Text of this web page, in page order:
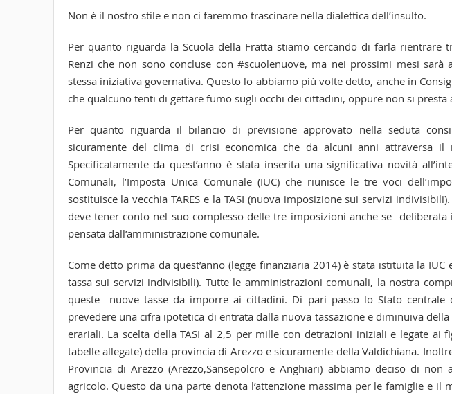
Non è il nostro stile e non ci faremmo trascinare nella dialettica dell’insulto.
Per quanto riguarda la Scuola della Fratta stiamo cercando di farla rientrare
Renzi che non sono concluse con #scuolenuove, ma nei prossimi mesi sarà
stessa iniziativa governativa. Questo lo abbiamo più volte detto, anche in
che qualcuno tenti di gettare fumo sugli occhi dei cittadini, oppure non si
Per quanto riguarda il bilancio di previsione approvato nella seduta
sicuramente del clima di crisi economica che da alcuni anni attraversa il
Specificatamente da quest’anno è stata inserita una significativa novità
Comunali, l’Imposta Unica Comunale (IUC) che riunisce le tre voci
sostituisce la vecchia TARES e la TASI (nuova imposizione sui servizi
deve tener conto nel suo complesso delle tre imposizioni anche se
pensata dall’amministrazione comunale.
Come detto prima da quest’anno (legge finanziaria 2014) è stata istituita la IUC
tassa sui servizi indivisibili). Tutte le amministrazioni comunali, la nostra
queste nuove tasse da imporre ai cittadini. Di pari passo lo Stato centrale
prevedere una cifra ipotetica di entrata dalla nuova tassazione e diminuiva
erariali. La scelta della TASI al 2,5 per mille con detrazioni iniziali e legate ai
tabelle allegate) della provincia di Arezzo e sicuramente della Valdichiana.
Provincia di Arezzo (Arezzo,Sansepolcro e Anghiari) abbiamo deciso di
agricolo. Questo da una parte denota l’attenzione massima per le famiglie e il